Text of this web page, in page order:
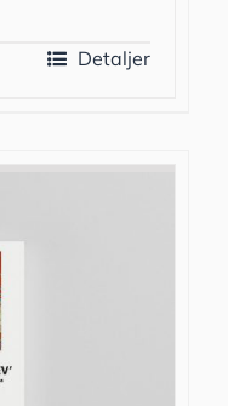
Detaljer